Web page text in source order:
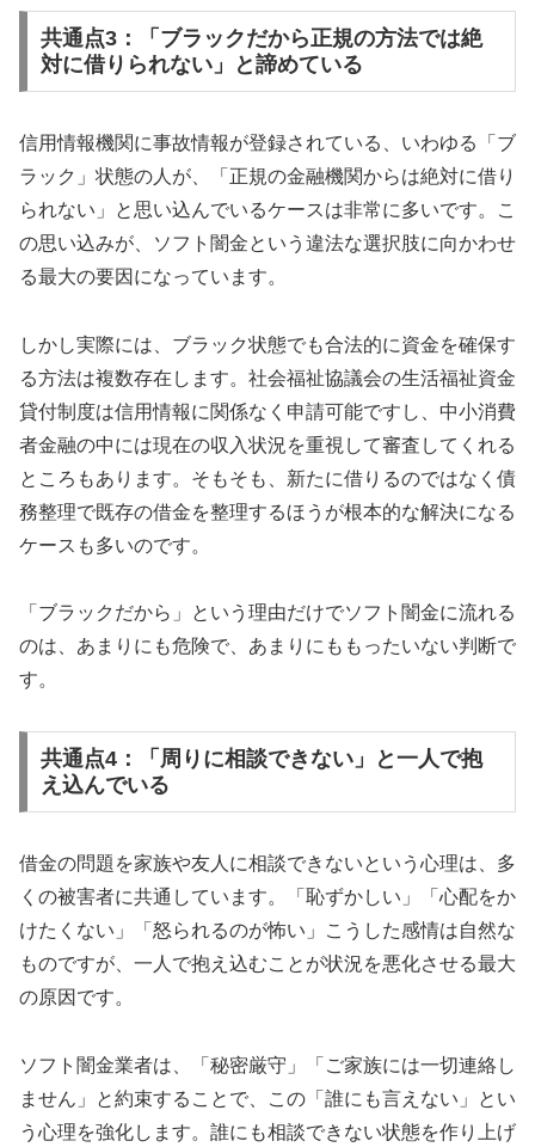
共通点3：「ブラックだから正規の方法では絶
対に借りられない」と諦めている
信用情報機関に事故情報が登録されている、いわゆる「ブ
ラック」状態の人が、「正規の金融機関からは絶対に借り
られない」と思い込んでいるケースは非常に多いです。こ
の思い込みが、ソフト闇金という違法な選択肢に向かわせ
る最大の要因になっています。
しかし実際には、ブラック状態でも合法的に資金を確保す
る方法は複数存在します。社会福祉協議会の生活福祉資金
貸付制度は信用情報に関係なく申請可能ですし、中小消費
者金融の中には現在の収入状況を重視して審査してくれる
ところもあります。そもそも、新たに借りるのではなく債
務整理で既存の借金を整理するほうが根本的な解決になる
ケースも多いのです。
「ブラックだから」という理由だけでソフト闇金に流れる
のは、あまりにも危険で、あまりにももったいない判断で
す。
共通点4：「周りに相談できない」と一人で抱
え込んでいる
借金の問題を家族や友人に相談できないという心理は、多
くの被害者に共通しています。「恥ずかしい」「心配をか
けたくない」「怒られるのが怖い」こうした感情は自然な
ものですが、一人で抱え込むことが状況を悪化させる最大
の原因です。
ソフト闇金業者は、「秘密厳守」「ご家族には一切連絡し
ません」と約束することで、この「誰にも言えない」とい
う心理を強化します。誰にも相談できない状態を作り上げ